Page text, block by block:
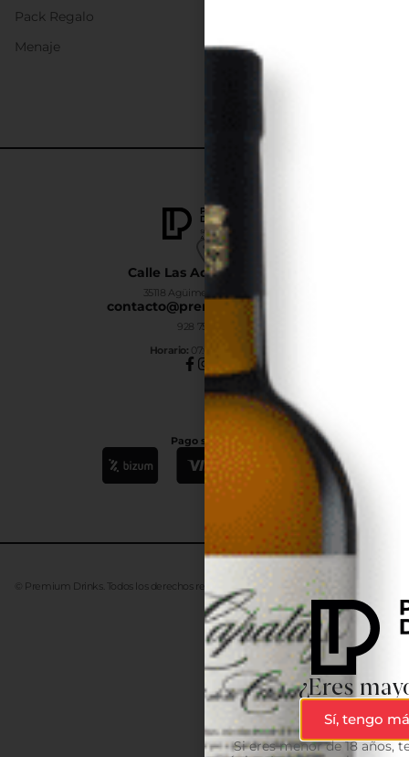
Calle Las Adelfas Nº6-B
35118 Agüimes, Las Palmas
contacto@premiumdrinks.es
928 754 363
Horario: 07:00h a 15:00h
Pago seguro
Pack Regalo
Menaje
© Premium Drinks. Todos los derechos reservados. DesarrolladoAdvanze
¿Eres
Sí, tengo
Si eres menor de 18 años,